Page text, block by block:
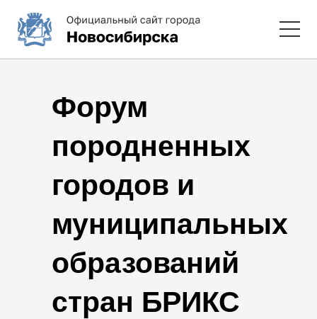
Форум
породненных
городов и
муниципальных
образований
стран БРИКС